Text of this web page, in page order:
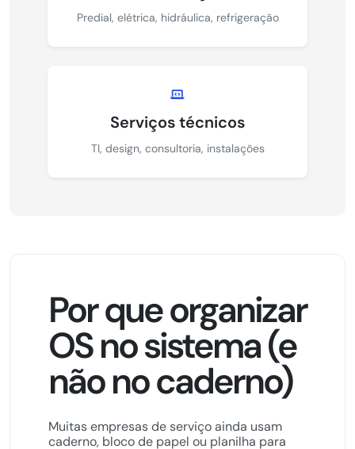
Predial, elétrica, hidráulica, refrigeração
Serviços técnicos
TI, design, consultoria, instalações
Por que organizar
OS no sistema (e
não no caderno)
Muitas empresas de serviço ainda usam
caderno, bloco de papel ou planilha para